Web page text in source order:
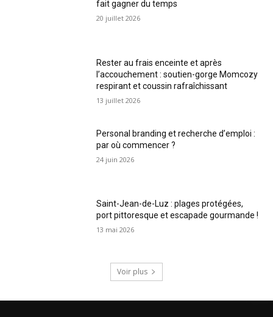
fait gagner du temps
20 juillet 2026
Rester au frais enceinte et après
l’accouchement : soutien-gorge Momcozy
respirant et coussin rafraîchissant
13 juillet 2026
Personal branding et recherche d’emploi :
par où commencer ?
24 juin 2026
Saint-Jean-de-Luz : plages protégées,
port pittoresque et escapade gourmande !
13 mai 2026
Voir plus